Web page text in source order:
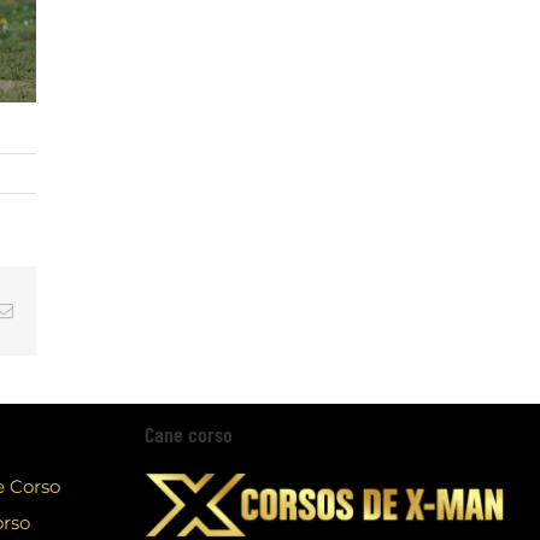
Email
Corso
Cane corso